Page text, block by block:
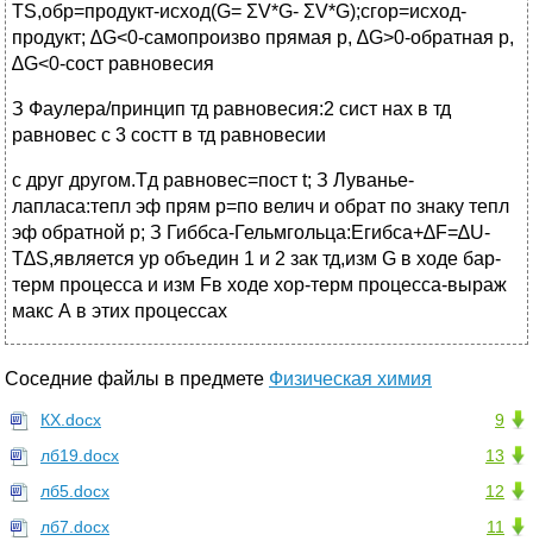
TS,обр=продукт-исход(G= ΣV*G- ΣV*G);сгор=исход-
продукт; ∆G<0-самопроизво прямая р, ∆G>0-обратная р,
∆G<0-сост равновесия
З Фаулера/принцип тд равновесия:2 сист нах в тд
равновес с 3 состт в тд равновесии
с друг другом.Тд равновес=пост t; З Луванье-
лапласа:тепл эф прям р=по велич и обрат по знаку тепл
эф обратной р; З Гиббса-Гельмгольца:Eгибса+∆F=∆U-
T∆S,является ур объедин 1 и 2 зак тд,изм G в ходе бар-
терм процесса и изм Fв ходе хор-терм процесса-выраж
макс А в этих процессах
Соседние файлы в предмете Физическая химия
9
КХ.docx
13
лб19.docx
12
лб5.docx
11
лб7.docx